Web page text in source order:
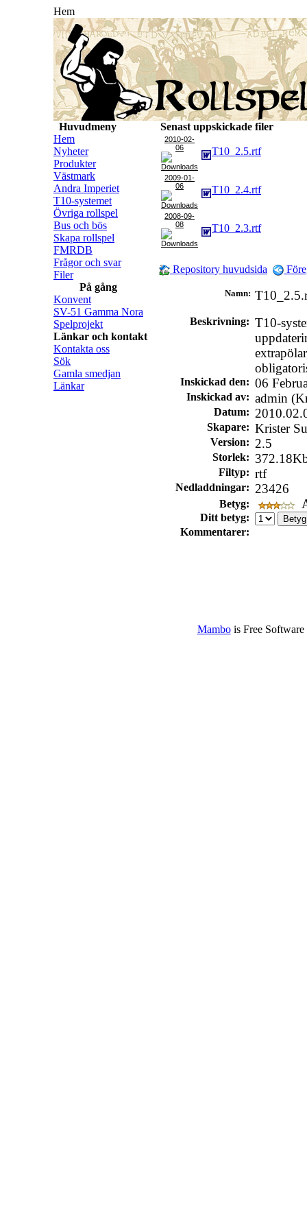
Hem
Huvudmeny
Hem
Nyheter
Produkter
Västmark
Andra Imperiet
T10-systemet
Övriga rollspel
Bus och bös
Skapa rollspel
FMRDB
Frågor och svar
Filer
På gång
Konvent
SV-51 Gamma Nora
Spelprojekt
Länkar och kontakt
Kontakta oss
Sök
Gamla smedjan
Länkar
Senast uppskickade filer
2010-02-
06
T10_2.5.rtf
2009-01-
06
T10_2.4.rtf
2008-09-
08
T10_2.3.rtf
Repository huvudsida
Namn:
Beskrivning: T10-
Inskickad den: 06
Inskickad av: admin
Datum:
Skapare: Krister
Version: 2.5
Storlek:
Filtyp: rtf
Nedladdningar: 23426
Betyg:
Ditt betyg:
Kommentarer:
Mambois Free Software